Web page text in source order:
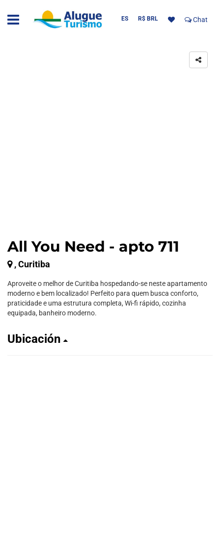
ES R$ BRL Chat
All You Need - apto 711
, Curitiba
Aproveite o melhor de Curitiba hospedando-se neste apartamento
moderno e bem localizado! Perfeito para quem busca conforto,
praticidade e uma estrutura completa, Wi-fi rápido, cozinha
equipada, banheiro moderno.
Ubicación